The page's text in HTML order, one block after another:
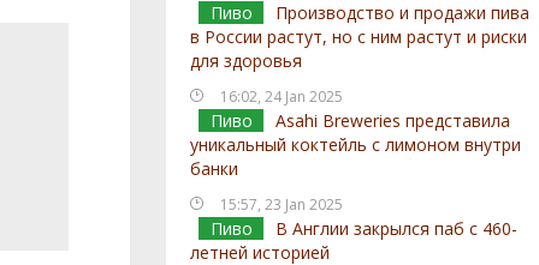
Пиво
Производство и продажи пива
в России растут, но с ним растут и риски
для здоровья
16:02, 24 Jan 2025
Пиво
Asahi Breweries представила
уникальный коктейль с лимоном внутри
банки
15:57, 23 Jan 2025
Пиво
В Англии закрылся паб с 460-
летней историей